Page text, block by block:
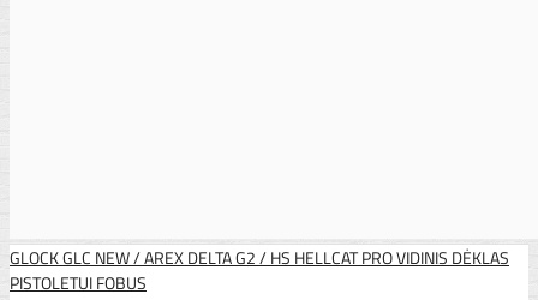
GLOCK GLC NEW / AREX DELTA G2 / HS HELLCAT PRO VIDINIS DĖKLAS
PISTOLETUI FOBUS